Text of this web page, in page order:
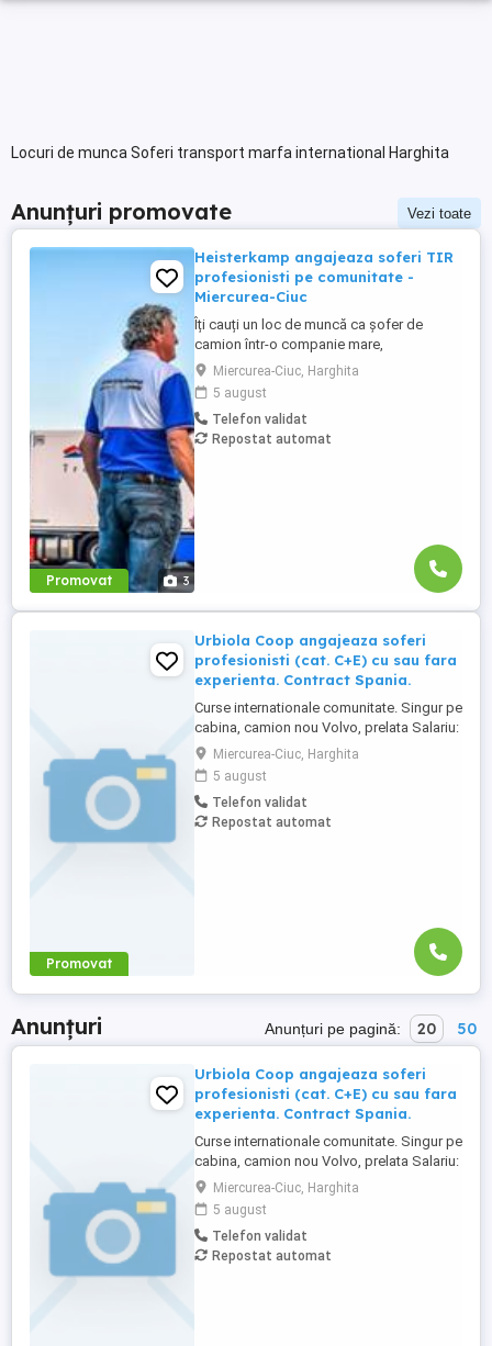
Locuri de munca Soferi transport marfa international Harghita
Anunțuri promovate Vezi toate
Promovat 3
Heisterkamp angajeaza soferi TIR
profesionisti pe comunitate -
Miercurea-Ciuc
Îți cauți un loc de muncă ca șofer de
camion într-o companie mare,
internațională și stabilă? Atunci vino în
echipa Heisterkamp! Angajăm șoferi cu
sau fără experiență și echipaje pentru
transport internațional. Beneficii: training
de inițiere la începutul activității în cadrul
Miercurea-Ciuc, Harghita
5 august
Telefon validat
Repostat automat
Promovat
Urbiola Coop angajeaza soferi
profesionisti (cat. C+E) cu sau fara
experienta. Contract Spania.
Curse internationale comunitate. Singur pe
cabina, camion nou Volvo, prelata Salariu:
2700 luna net 12.000 km (garantat) Prima
0,06 camion km extra peste 12000 km; +
100 prima la angajare pt. ADR; + 300 prima
pentru 6 luni lucrate; + 300 prima pentru 9
luni lucrate; + 300 prima pentru 12 luni
Miercurea-Ciuc, Harghita
5 august
Telefon validat
Repostat automat
Anunțuri Anunțuri pe pagină: 20 50
Urbiola Coop angajeaza soferi
profesionisti (cat. C+E) cu sau fara
experienta. Contract Spania.
Curse internationale comunitate. Singur pe
cabina, camion nou Volvo, prelata Salariu:
2700 luna net 12.000 km (garantat) Prima
0,06 camion km extra peste 12000 km; +
100 prima la angajare pt. ADR; + 300 prima
pentru 6 luni lucrate; + 300 prima pentru 9
luni lucrate; + 300 prima pentru 12 luni
Miercurea-Ciuc, Harghita
5 august
Telefon validat
Repostat automat